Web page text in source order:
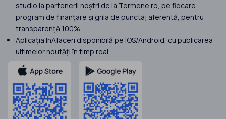
studio la partenerii noștri de la Termene.ro, pe fiecare
program de finanțare și grila de punctaj aferentă, pentru
transparență 100%.
Aplicația InAfaceri disponibilă pe IOS/Android, cu publicarea
ultimelor noutăți în timp real.